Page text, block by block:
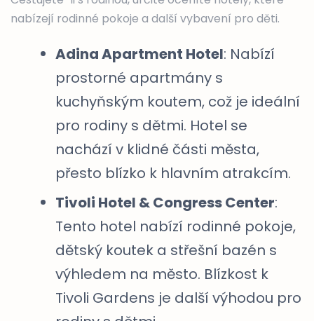
nabízejí rodinné pokoje a další vybavení pro děti.
Adina Apartment Hotel: Nabízí
prostorné apartmány s
kuchyňským koutem, což je ideální
pro rodiny s dětmi. Hotel se
nachází v klidné části města,
přesto blízko k hlavním atrakcím.
Tivoli Hotel & Congress Center:
Tento hotel nabízí rodinné pokoje,
dětský koutek a střešní bazén s
výhledem na město. Blízkost k
Tivoli Gardens je další výhodou pro